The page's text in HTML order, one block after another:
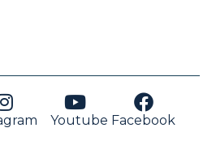
Youtube Facebook